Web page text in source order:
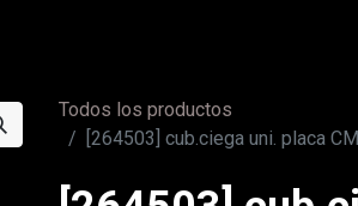
Todos los productos
[264503] cub.ciega uni. placa